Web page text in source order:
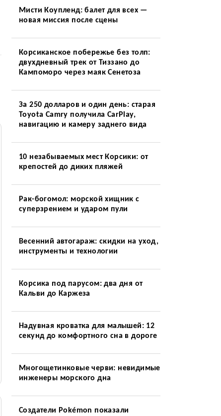
Мисти Коупленд: балет для всех —
новая миссия после сцены
Корсиканское побережье без толп:
двухдневный трек от Тиззано до
Кампоморо через маяк Сенетоза
За 250 долларов и один день: старая
Toyota Camry получила CarPlay,
навигацию и камеру заднего вида
10 незабываемых мест Корсики: от
крепостей до диких пляжей
Рак-богомол: морской хищник с
суперзрением и ударом пули
Весенний автогараж: скидки на уход,
инструменты и технологии
Корсика под парусом: два дня от
Кальви до Каржеза
Надувная кроватка для малышей: 12
секунд до комфортного сна в дороге
Многощетинковые черви: невидимые
инженеры морского дна
Создатели Pokémon показали